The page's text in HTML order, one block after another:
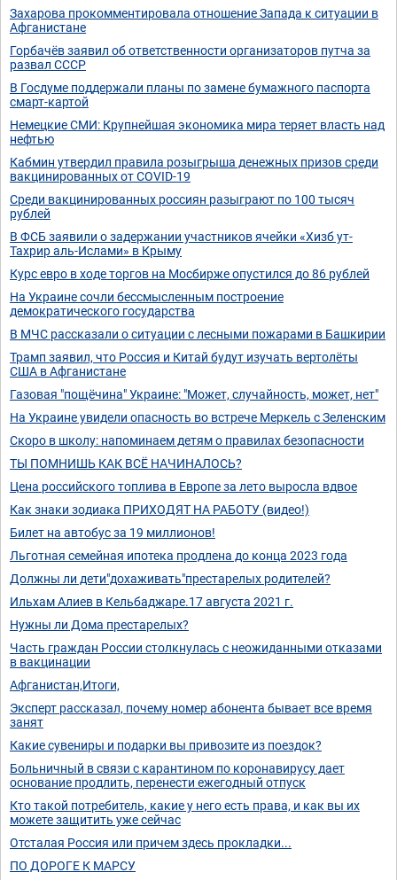
Захарова прокомментировала отношение Запада к ситуации в
Афганистане
Горбачёв заявил об ответственности организаторов путча за
развал СССР
В Госдуме поддержали планы по замене бумажного паспорта
смарт-картой
Немецкие СМИ: Крупнейшая экономика мира теряет власть над
нефтью
Кабмин утвердил правила розыгрыша денежных призов среди
вакцинированных от COVID-19
Среди вакцинированных россиян разыграют по 100 тысяч
рублей
В ФСБ заявили о задержании участников ячейки «Хизб ут-
Тахрир аль-Ислами» в Крыму
Курс евро в ходе торгов на Мосбирже опустился до 86 рублей
На Украине сочли бессмысленным построение
демократического государства
В МЧС рассказали о ситуации с лесными пожарами в Башкирии
Трамп заявил, что Россия и Китай будут изучать вертолёты
США в Афганистане
Газовая "пощёчина" Украине: "Может, случайность, может, нет"
На Украине увидели опасность во встрече Меркель с Зеленским
Скоро в школу: напоминаем детям о правилах безопасности
ТЫ ПОМНИШЬ КАК ВСЁ НАЧИНАЛОСЬ?
Цена российского топлива в Европе за лето выросла вдвое
Как знаки зодиака ПРИХОДЯТ НА РАБОТУ (видео!)
Билет на автобус за 19 миллионов!
Льготная семейная ипотека продлена до конца 2023 года
Должны ли дети"дохаживать"престарелых родителей?
Ильхам Алиев в Кельбаджаре.17 августа 2021 г.
Нужны ли Дома престарелых?
Часть граждан России столкнулась с неожиданными отказами
в вакцинации
Афганистан,Итоги,
Эксперт рассказал, почему номер абонента бывает все время
занят
Какие сувениры и подарки вы привозите из поездок?
Больничный в связи с карантином по коронавирусу дает
основание продлить, перенести ежегодный отпуск
Кто такой потребитель, какие у него есть права, и как вы их
можете защитить уже сейчас
Отсталая Россия или причем здесь прокладки...
ПО ДОРОГЕ К МАРСУ